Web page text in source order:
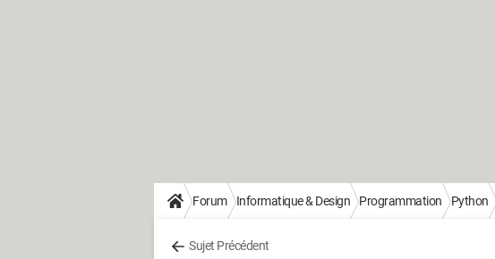
Forum Informatique & Design Programmation Python
Sujet Précédent